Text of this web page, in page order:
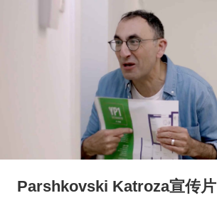
Parshkovski Katroza宣传片